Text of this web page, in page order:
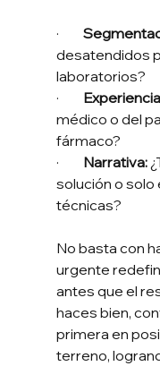
·
desatendidos
laboratorios?
·
médico o del
fármaco?
· Narrativa:
solución o
técnicas?
No basta con
urgente
antes que el
haces bien,
primera en
terreno,